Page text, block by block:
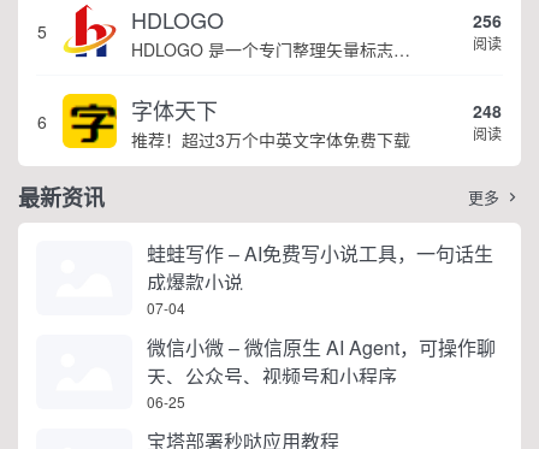
5 HDLOGO
HDLOGO 是一个专门整理矢量标志和图标的网站，提供各类品牌和公司的矢量标志下载服务，主要面向设计师、营销人员和企业用户，帮他们获取高质量的品牌标识资源。
256
阅读
6 字体天下
推荐！超过3万个中英文字体免费下载
248
阅读
最新资讯 更多 
蛙蛙写作 – AI免费写小说工具，一句话生
成爆款小说
07-04
微信小微 – 微信原生 AI Agent，可操作聊
天、公众号、视频号和小程序
06-25
宝塔部署秒哒应用教程